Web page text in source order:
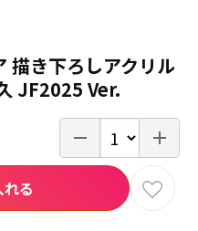
描き下ろしアクリル
JF2025 Ver.
る